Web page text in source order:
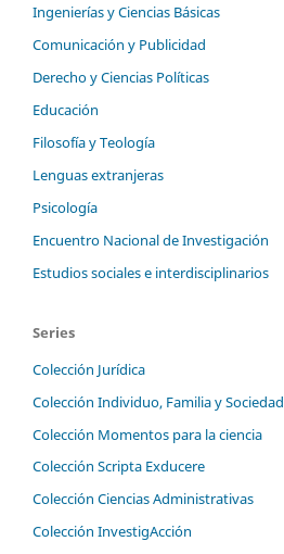
Ingenierías y Ciencias Básicas
Comunicación y Publicidad
Derecho y Ciencias Políticas
Educación
Filosofía y Teología
Lenguas extranjeras
Psicología
Encuentro Nacional de Investigación
Estudios sociales e interdisciplinarios
Series
Colección Jurídica
Colección Individuo, Familia y Sociedad
Colección Momentos para la ciencia
Colección Scripta Exducere
Colección Ciencias Administrativas
Colección InvestigAcción